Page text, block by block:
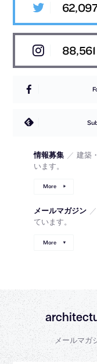
88,561
情報募集 ／ 建築
います。
More
メールマガジン ／
ています。
More
メールマガ